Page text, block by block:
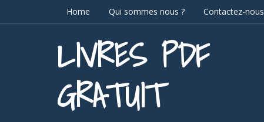
Home Qui sommes nous ? Contactez-nous
LIVRES PDF
GRATUIT